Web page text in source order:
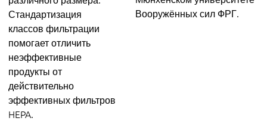
Стандартизация
классов фильтрации
помогает отличить
неэффективные
продукты от
действительно
эффективных фильтров
HEPA.
Вооружённых сил ФРГ.